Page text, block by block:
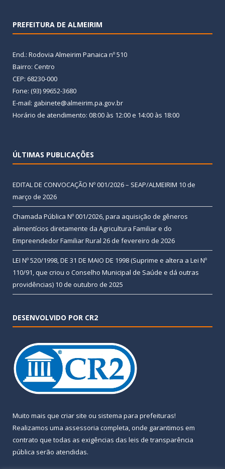
PREFEITURA DE ALMEIRIM
End.: Rodovia Almeirim Panaica nº 510
Bairro: Centro
CEP: 68230-000
Fone: (93) 99652-3680
E-mail: gabinete@almeirim.pa.gov.br
Horário de atendimento: 08:00 às 12:00 e 14:00 às 18:00
ÚLTIMAS PUBLICAÇÕES
EDITAL DE CONVOCAÇÃO Nº 001/2026 – SEAP/ALMEIRIM 10 de
março de 2026
Chamada Pública Nº 001/2026, para aquisição de gêneros
alimentícios diretamente da Agricultura Familiar e do
Empreendedor Familiar Rural 26 de fevereiro de 2026
LEI Nº 520/1998, DE 31 DE MAIO DE 1998 (Suprime e altera a Lei Nº
110/91, que criou o Conselho Municipal de Saúde e dá outras
providências) 10 de outubro de 2025
DESENVOLVIDO POR CR2
Muito mais que criar site ou sistema para prefeituras!
Realizamos uma assessoria completa, onde garantimos em
contrato que todas as exigências das leis de transparência
pública serão atendidas.